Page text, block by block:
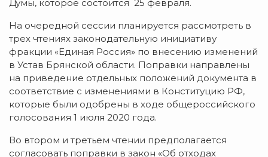
Думы, которое состоится 25 февраля.
На очередной сессии планируется рассмотреть в
трех чтениях законодательную инициативу
фракции «Единая Россия» по внесению изменений
в Устав Брянской области. Поправки направлены
на приведение отдельных положений документа в
соответствие с изменениями в Конституцию РФ,
которые были одобрены в ходе общероссийского
голосования 1 июля 2020 года.
Во втором и третьем чтении предполагается
согласовать поправки в закон «Об отходах